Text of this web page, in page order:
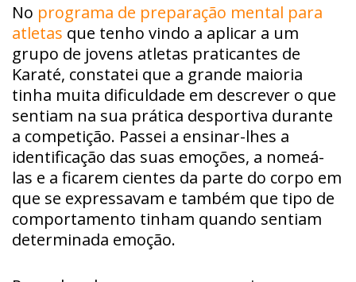
No programa de preparação mental para
atletas que tenho vindo a aplicar a um
grupo de jovens atletas praticantes de
Karaté, constatei que a grande maioria
tinha muita dificuldade em descrever o que
sentiam na sua prática desportiva durante
a competição. Passei a ensinar-lhes a
identificação das suas emoções, a nomeá-
las e a ficarem cientes da parte do corpo em
que se expressavam e também que tipo de
comportamento tinham quando sentiam
determinada emoção.